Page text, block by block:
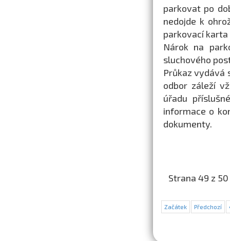
parkovat po
nedojde k
parkovací karta
Nárok na
sluchového
Průkaz vydává
odbor záleží
úřadu
informace o
dokumenty.
Strana 49 z 50
Začátek Předchozí